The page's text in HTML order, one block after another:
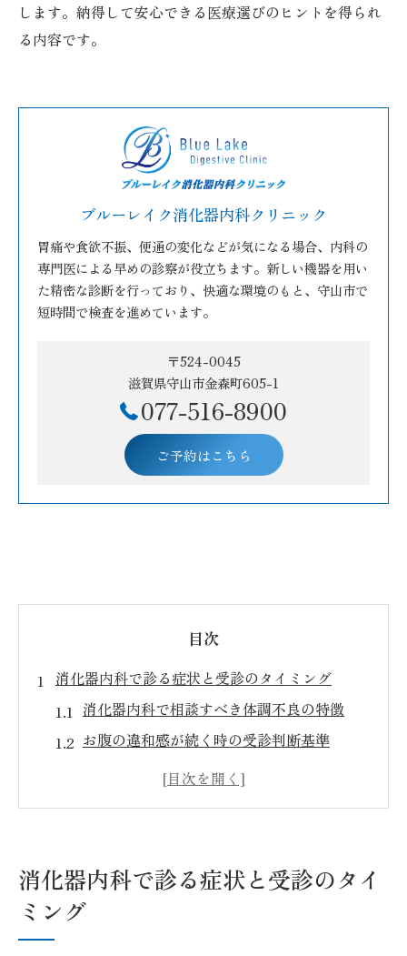
します。納得して安心できる医療選びのヒントを得られ
る内容です。
ブルーレイク消化器内科クリニック
胃痛や食欲不振、便通の変化などが気になる場合、内科の
専門医による早めの診察が役立ちます。新しい機器を用い
た精密な診断を行っており、快適な環境のもと、守山市で
短時間で検査を進めています。
〒524-0045
滋賀県守山市金森町605-1
077-516-8900
ご予約はこちら
目次
消化器内科で診る症状と受診のタイミング
消化器内科で相談すべき体調不良の特徴
お腹の違和感が続く時の受診判断基準
消化器内科で扱う主な疾患と症状一覧
迷ったら消化器内科に相談すべき状況とは
守山市の消化器内科選びで大切な視点とは
消化器内科で診る症状と受診のタイ
ミング